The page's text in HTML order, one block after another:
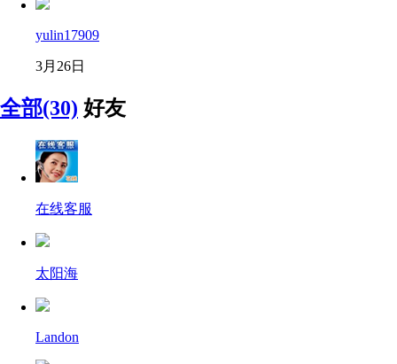
yulin17909
3月26日
全部(30) 好友
在线客服
太阳海
Landon